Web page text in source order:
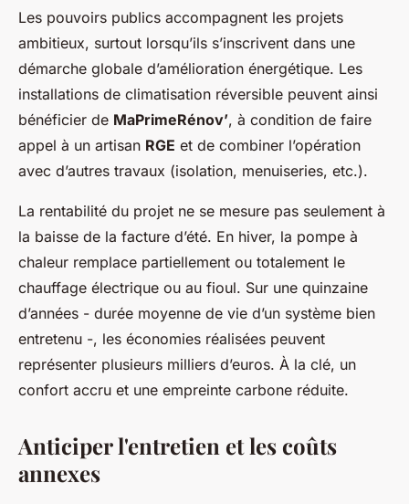
Les pouvoirs publics accompagnent les projets
ambitieux, surtout lorsqu’ils s’inscrivent dans une
démarche globale d’amélioration énergétique. Les
installations de climatisation réversible peuvent ainsi
bénéficier de MaPrimeRénov’, à condition de faire
appel à un artisan RGE et de combiner l’opération
avec d’autres travaux (isolation, menuiseries, etc.).
La rentabilité du projet ne se mesure pas seulement à
la baisse de la facture d’été. En hiver, la pompe à
chaleur remplace partiellement ou totalement le
chauffage électrique ou au fioul. Sur une quinzaine
d’années - durée moyenne de vie d’un système bien
entretenu -, les économies réalisées peuvent
représenter plusieurs milliers d’euros. À la clé, un
confort accru et une empreinte carbone réduite.
Anticiper l'entretien et les coûts
annexes